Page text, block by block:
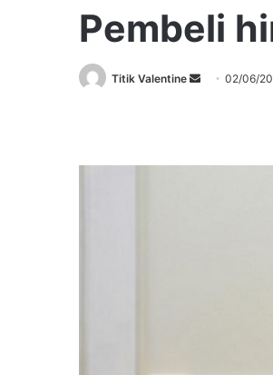
Pembeli
Titik Valentine
Send02/06/